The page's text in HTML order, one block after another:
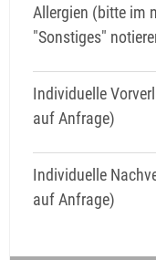
Allergien (bitte im
"Sonstiges"
Individuelle
auf Anfrage)
Individuelle
auf Anfrage)